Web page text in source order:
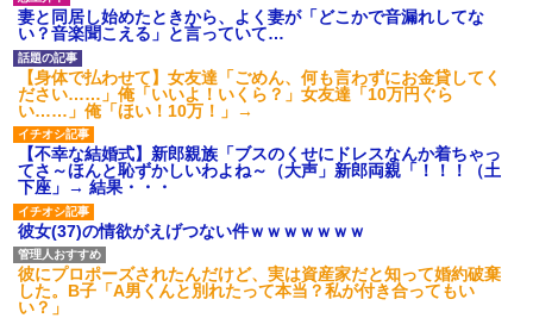
【衝撃】報酬100万円超の治験
募集がこちらｗｗｗｗｗ(※画像
あり)
【ネット騒然】惨殺されたタ
ワマン頂き女子のこの動画、す
げえええええｗｗｗｗｗｗｗｗ
ｗｗｗ
【愕然】白のクラウン俺氏、
高速道路左車線を制限速度で走
った結果wwwwwwwwwwww
百年の恋12-899 食べた量を
張り合ってくる
【悲報】佐藤輝明・・・２軍
でも盛大にやらかす←あまり悲
しませないでくれ
妻と同居し始めたときから、よく妻が「どこかで音漏れしてな
い？音楽聞こえる」と言っていて…
【身体で払わせて】女友達「ごめん、何も言わずにお金貸してく
ださい……」俺「いいよ！いくら？」女友達「10万円ぐら
い……」俺「ほい！10万！」→
【不幸な結婚式】新郎親族「ブスのくせにドレスなんか着ちゃっ
てさ～ほんと恥ずかしいわよね～（大声」新郎両親「！！！（土
下座」→ 結果・・・
彼女(37)の情欲がえげつない件ｗｗｗｗｗｗｗ
彼にプロポーズされたんだけど、実は資産家だと知って婚約破棄
した。B子「A男くんと別れたって本当？私が付き合ってもい
い？」